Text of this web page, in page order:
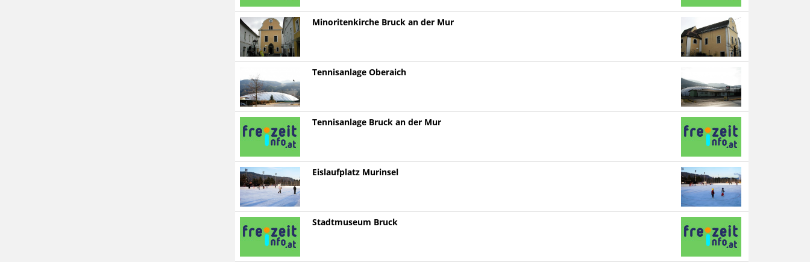
Minoritenkirche Bruck an der Mur
Tennisanlage Oberaich
Tennisanlage Bruck an der Mur
Eislaufplatz Murinsel
Stadtmuseum Bruck